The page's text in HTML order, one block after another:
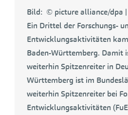
Bild: © picture alliance/dpa |
Ein Drittel der Forschungs-
Entwicklungsaktivitäten
Baden-Württemberg. Damit
weiterhin Spitzenreiter in
Württemberg ist im
weiterhin Spitzenreiter bei
Entwicklungsaktivitäten